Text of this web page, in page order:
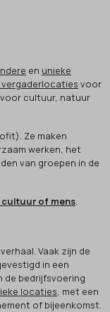
en unieke
voor
cultuur, natuur
Ze maken
werken, het
van groepen in de
cultuur of mens.
Vaak zijn de
in een
de bedrijfsvoering
locaties, met een
of bijeenkomst.